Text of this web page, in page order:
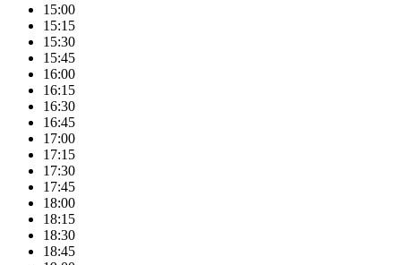
15:00
15:15
15:30
15:45
16:00
16:15
16:30
16:45
17:00
17:15
17:30
17:45
18:00
18:15
18:30
18:45